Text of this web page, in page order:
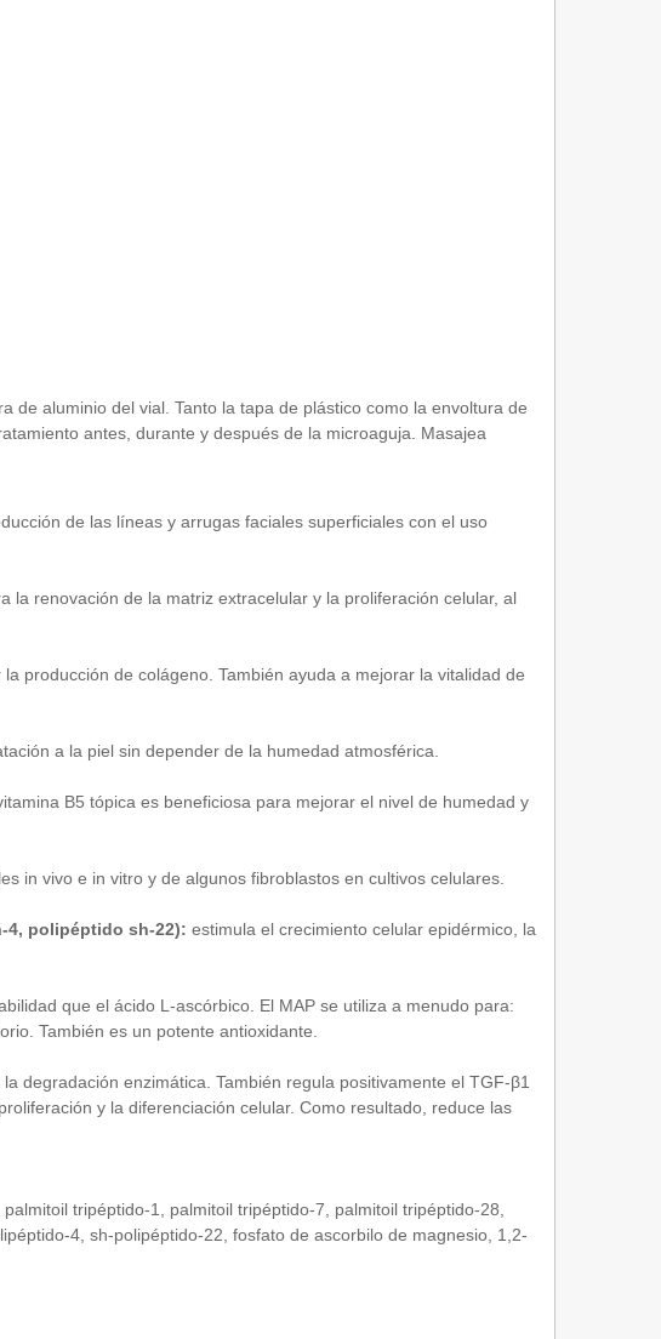
de aluminio del vial. Tanto la tapa de plástico como la envoltura de
antes, durante y después de la microaguja. Masajea
de las líneas y arrugas faciales superficiales con el uso
renovación de la matriz extracelular y la proliferación celular, al
producción de colágeno. También ayuda a mejorar la vitalidad de
a la piel sin depender de la humedad atmosférica.
B5 tópica es beneficiosa para mejorar el nivel de humedad y
in vivo e in vitro y de algunos fibroblastos en cultivos celulares.
4, polipéptido sh-22): estimula el crecimiento celular epidérmico, la
que el ácido L-ascórbico. El MAP se utiliza a menudo para:
También es un potente antioxidante.
degradación enzimática. También regula positivamente el TGF-β1
y la diferenciación celular. Como resultado, reduce las
tripéptido-1, palmitoil tripéptido-7, palmitoil tripéptido-28,
4, sh-polipéptido-22, fosfato de ascorbilo de magnesio, 1,2-